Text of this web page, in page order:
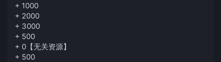
为ax拓展一些mm语句
HNuncle
ArcartXDigisDisplay——更全面的伤害/回血显示|兼容MM、AP、Arete、APMM
+ 1000
+ 2000
+ 3000
+ 500
+ 0【无关资源】
+ 500